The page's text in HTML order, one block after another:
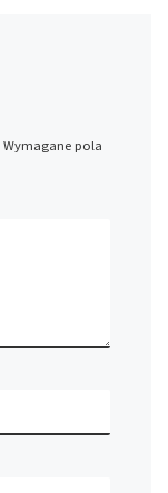
Wymagane pola